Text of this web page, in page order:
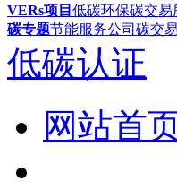
VERs项目 低碳环保碳交易
碳专题节能服务公司 碳交
低碳认证
网站首